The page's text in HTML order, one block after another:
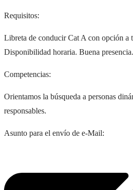
Requisitos:
Libreta de conducir Cat A con opción a
Disponibilidad horaria. Buena presencia.
Competencias:
Orientamos la búsqueda a personas
responsables.
Asunto para el envío de e-Mail: